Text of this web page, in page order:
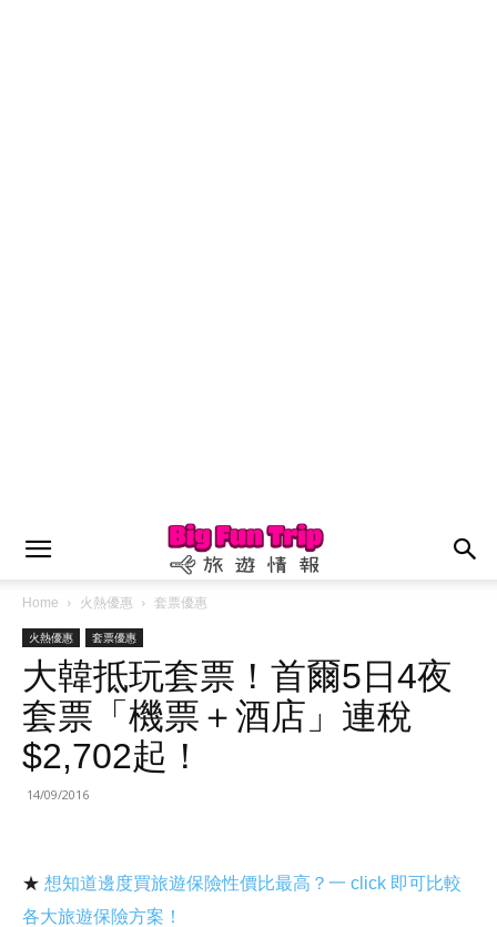
Home 火熱優惠 套票優惠
火熱優惠 套票優惠
大韓抵玩套票！首爾5日4夜
套票「機票＋酒店」連稅
$2,702起！
14/09/2016
★ 想知道邊度買旅遊保險性價比最高？一 click 即可比較
各大旅遊保險方案！